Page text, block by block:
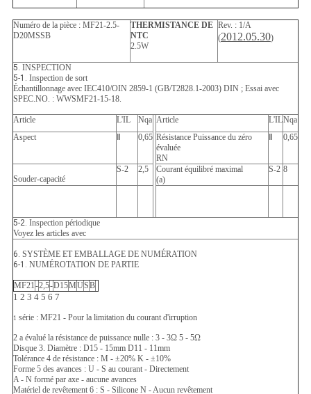
Numéro de la pièce : MF21-2.5-
D20MSSB
THERMISTANCE DE
NTC
2.5W
Rev. : 1/A
(2012.05.30)
5. INSPECTION
5-1. Inspection de sort
Échantillonnage avec IEC410/OIN 2859-1 (GB/T2828.1-2003) DIN ; Essai avec
SPEC.NO. : WWSMF21-15-18.
Article L'IL Nqa Article L'ILNqa
Aspect
Ⅱ 0,65 Résistance Puissance du zéro
évaluée
RN
Ⅱ 0,65
Souder-capacité
S-2 2,5
Courant équilibré maximal
(a)
S-2 8
5-2. Inspection périodique
Voyez les articles avec
6. SYSTÈME ET EMBALLAGE DE NUMÉRATION
6-1. NUMÉROTATION DE PARTIE
MF21 -2,5-D15MUSB
1 2 3 45 6 7
1 série : MF21 - Pour la limitation du courant d'irruption
2 a évalué la résistance de puissance nulle : 3 - 3Ω 5 - 5Ω
Disque 3. Diamètre : D15 - 15mm D11 - 11mm
Tolérance 4 de résistance : M - ±20% K - ±10%
Forme 5 des avances : U - S au courant - Directement
A - N formé par axe - aucune avances
Matériel de revêtement 6 : S - Silicone N - Aucun revêtement